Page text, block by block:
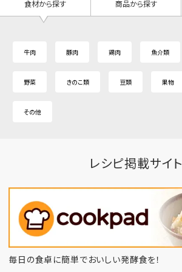
食材から探す 商品から探す
牛肉 豚肉 鶏肉 魚介類
野菜 きのこ類 豆類 果物
その他
レシピ掲載サイト
毎日の食卓に簡単でおいしい発酵食を！